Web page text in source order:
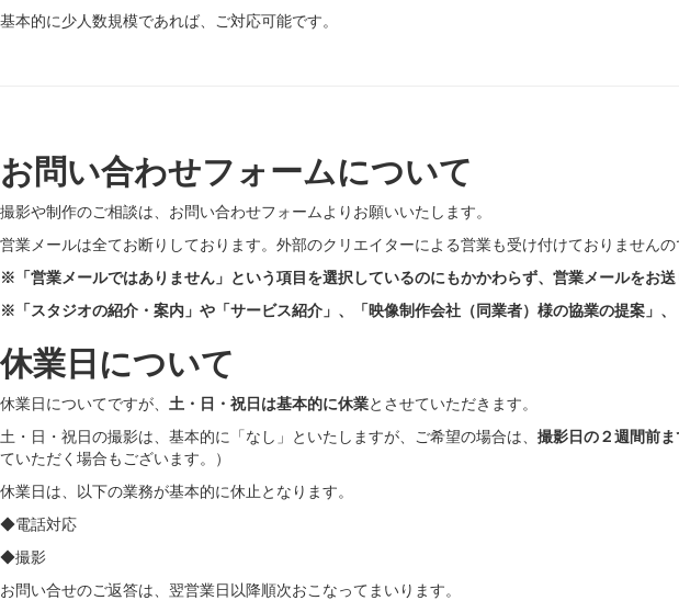
基本的に少人数規模であれば、ご対応可能です。
お問い合わせフォームについて
撮影や制作のご相談は、お問い合わせフォームよりお願いいたします。
営業メールは全てお断りしております。外部のクリエイターによる営業も受け付けておりません
※「営業メールではありません」という項目を選択しているのにもかかわらず、営業メールをお送
※「スタジオの紹介・案内」や「サービス紹介」、「映像制作会社（同業者）様の協業の提案」、
休業日について
休業日についてですが、 土・日・祝日は基本的に休業とさせていただきます。
土・日・祝日の撮影は、基本的に「なし」といたしますが、ご希望の場合は、 撮影日の２週間前
ていただく場合もございます。）
休業日は、以下の業務が基本的に休止となります。
◆電話対応
◆撮影
お問い合せのご返答は、翌営業日以降順次おこなってまいります。